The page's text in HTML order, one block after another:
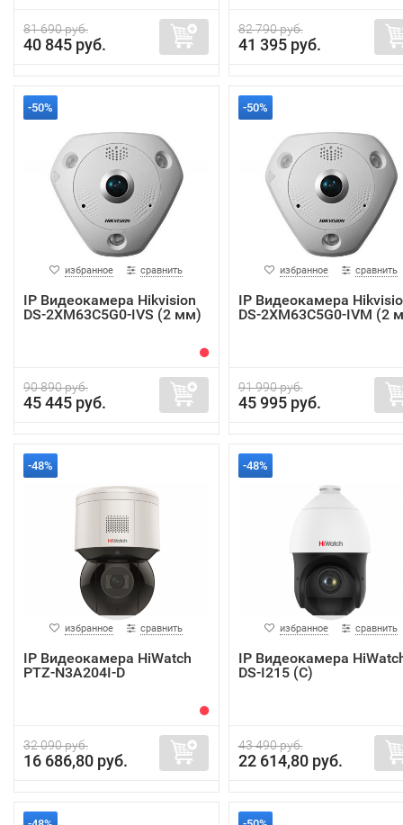
81 690 руб.
40 845 руб.
82 790 руб.
41 395 руб.
-50%
избранное сравнить
IP Видеокамера Hikvision
DS-2XM63C5G0-IVS (2 мм)
90 890 руб.
45 445 руб.
-50%
избранное сравнить
IP Видеокамера
DS-2XM63C5G0-IVM (2
91 990 руб.
45 995 руб.
-48%
избранное сравнить
IP Видеокамера HiWatch
PTZ-N3A204I-D
32 090 руб.
16 686,80 руб.
-48%
избранное сравнить
IP Видеокамера
DS-I215 (C)
43 490 руб.
22 614,80 руб.